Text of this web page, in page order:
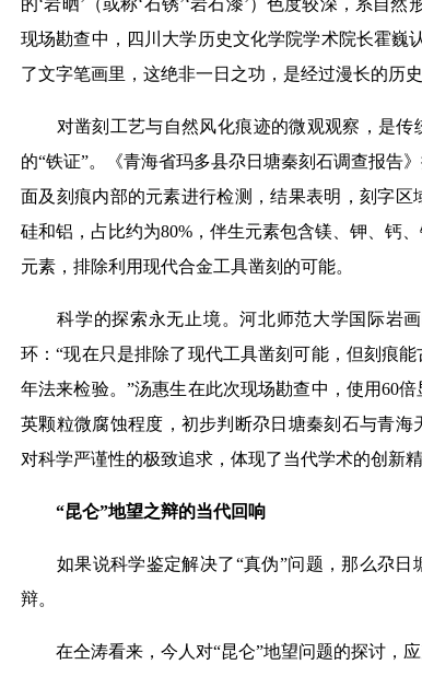
的‘岩晒’（或称‘石锈’‘岩石漆’）色度较深，系自
现场勘查中，四川大学历史文化学院学术院长霍巍
了文字笔画里，这绝非一日之功，是经过漫长的历
对凿刻工艺与自然风化痕迹的微观观察，是传
的“铁证”。《青海省玛多县尕日塘秦刻石调查报告
面及刻痕内部的元素进行检测，结果表明，刻字
硅和铝，占比约为80%，伴生元素包含镁、钾、钙
元素，排除利用现代合金工具凿刻的可能。
科学的探索永无止境。河北师范大学国际岩画
环：“现在只是排除了现代工具凿刻可能，但刻痕
年法来检验。”汤惠生在此次现场勘查中，使用60
英颗粒微腐蚀程度，初步判断尕日塘秦刻石与青
对科学严谨性的极致追求，体现了当代学术的创新
“昆仑”地望之辩的当代回响
如果说科学鉴定解决了“真伪”问题，那么尕日
辩。
在仝涛看来，今人对“昆仑”地望问题的探讨，应